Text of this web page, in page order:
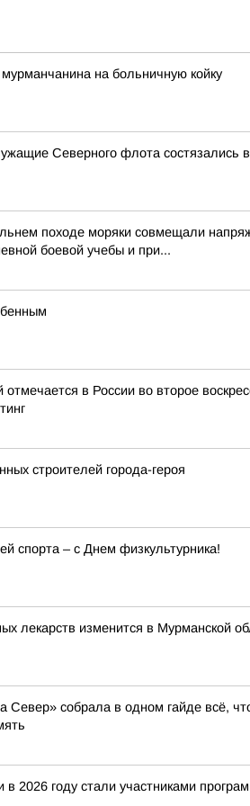
на больничную койку
Северного флота состязались в
походе моряки совмещали
боевой учебы и при...
в России во второе
строителей города-героя
спорта – с Днем физкультурника!
лекарств изменится в Мурманской
собрала в одном гайде всё,
в 2026 году стали участниками